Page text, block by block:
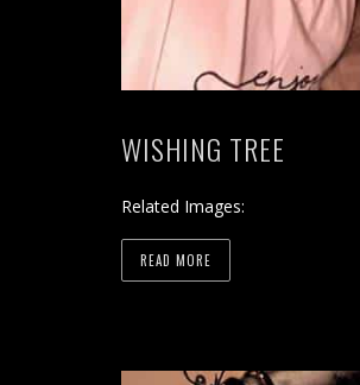
WISHING TREE
Related Images:
READ MORE